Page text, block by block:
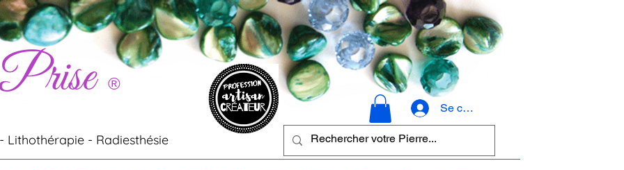
®
Se connecter
Lithothérapie - Radiesthésie